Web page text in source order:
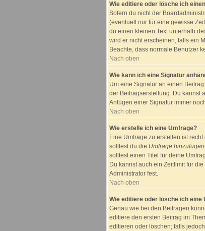
Wie editiere oder lösche ich
Sofern du nicht der
(eventuell nur für eine gewisse
du einen kleinen Text unterhalb
wird er nicht erscheinen, falls ein
Beachte, dass normale Benutzer
Nach oben
Wie kann ich eine Signatur
Um eine Signatur an einen
der Beitragserstellung. Du kannst
Anfügen einer Signatur immer
Nach oben
Wie erstelle ich eine Umfrage?
Eine Umfrage zu erstellen ist
solltest du die Umfrage hinzufügen
solltest einen Titel für deine
Du kannst auch ein Zeitlimit für
Administrator fest.
Nach oben
Wie editiere oder lösche ich eine
Genau wie bei den Beiträgen
editiere den ersten Beitrag im
editieren oder löschen; falls